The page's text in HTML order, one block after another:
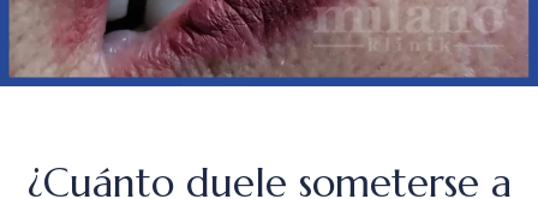
¿Cuánto duele someterse a